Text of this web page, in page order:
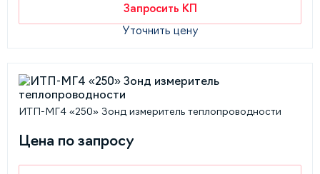
Запросить КП
Уточнить цену
ИТП-МГ4 «250» Зонд измеритель теплопроводности
Цена по запросу